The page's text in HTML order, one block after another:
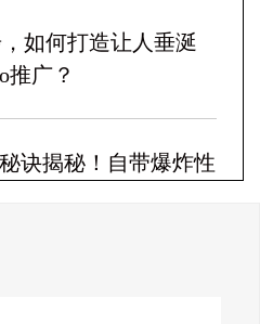
如何打造让人垂涎
推广？
诀揭秘！自带爆炸性
终极秘籍，一夜跻